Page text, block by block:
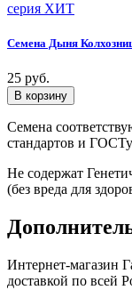
Семена Дыня
25 руб.
Семена
стандартов и
Не содержат
(без вреда для
Интернет-магазин
доставкой по всей